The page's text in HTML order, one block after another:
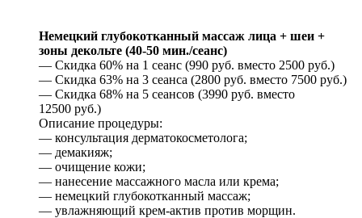
Немецкий глубокотканный массаж лица + шеи +
зоны декольте (40-50 мин./сеанс)
— Скидка 60% на 1 сеанс (990 руб. вместо 2500 руб.)
— Скидка 63% на 3 сеанса (2800 руб. вместо 7500 руб.)
— Скидка 68% на 5 сеансов (3990 руб. вместо
12500 руб.)
Описание процедуры:
— консультация дерматокосметолога;
— демакияж;
— очищение кожи;
— нанесение массажного масла или крема;
— немецкий глубокотканный массаж;
— увлажняющий крем-актив против морщин.